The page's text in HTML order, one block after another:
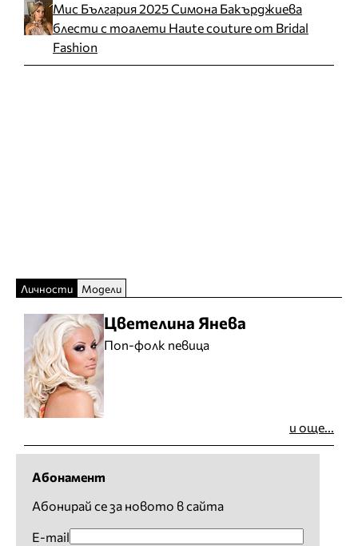
Мис България 2025 Симона Бакърджиева
блести с тоалети Haute couture от Bridal
Fashion
Личности Модели
Цветелина Янева
Поп-фолк певица
и още...
Абонамент
Абонирай се за новото в сайта
E-mail